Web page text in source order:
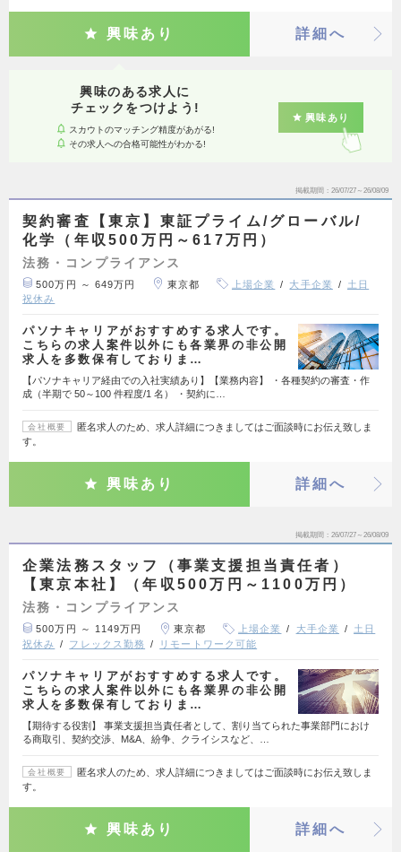
興味あり 詳細へ
興味のある求人に
チェックをつけよう!
スカウトのマッチング精度があがる!
その求人への合格可能性がわかる!
興味あり
掲載期間 26/07/27～26/08/09
契約審査【東京】東証プライム/グローバル/
化学（年収500万円～617万円）
法務・コンプライアンス
500万円 ～ 649万円 東京都 上場企業 大手企業
土日
祝休み
パソナキャリアがおすすめする求人です。
こちらの求人案件以外にも各業界の非公開
求人を多数保有しておりま…
【パソナキャリア経由での入社実績あり】【業務内容】 ・各種契約の審査・作
成（半期で 50～100 件程度/1 名） ・契約に…
会社概要
匿名求人のため、求人詳細につきましてはご面談時にお伝え致しま
す。
興味あり 詳細へ
掲載期間 26/07/27～26/08/09
企業法務スタッフ（事業支援担当責任者）
【東京本社】（年収500万円～1100万円）
法務・コンプライアンス
500万円 ～ 1149万円 東京都 上場企業 大手企業
土日
祝休み
フレックス勤務 リモートワーク可能
パソナキャリアがおすすめする求人です。
こちらの求人案件以外にも各業界の非公開
求人を多数保有しておりま…
【期待する役割】 事業支援担当責任者として、割り当てられた事業部門におけ
る商取引、契約交渉、M&A、紛争、クライシスなど、…
会社概要
匿名求人のため、求人詳細につきましてはご面談時にお伝え致しま
す。
興味あり 詳細へ